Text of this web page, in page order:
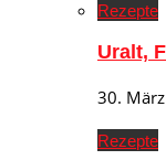
Rezepte
Uralt,
30.
Rezepte